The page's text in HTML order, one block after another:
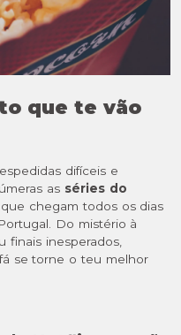
que te vão
difíceis e
as séries do
chegam todos os dias
Do mistério à
finais inesperados,
se torne o teu melhor